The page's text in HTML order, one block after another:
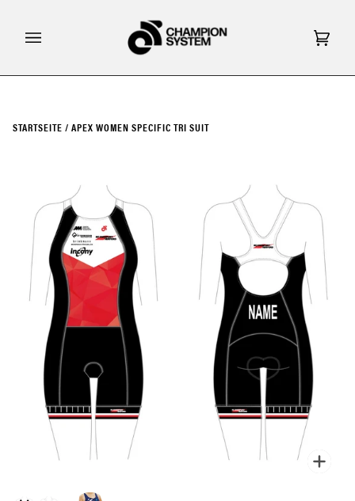
Inhalt
STARTSEITE / APEX WOMEN SPECIFIC TRI SUIT